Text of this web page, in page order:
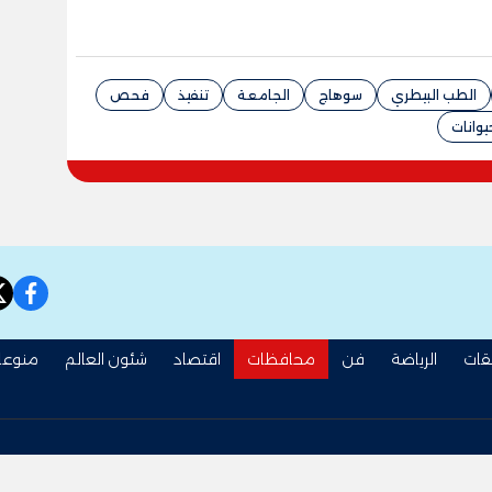
الطب البيطري سوهاج الجامعة تنفيذ
فحص
الرياضة فن محافظات اقتصاد شئون العالم